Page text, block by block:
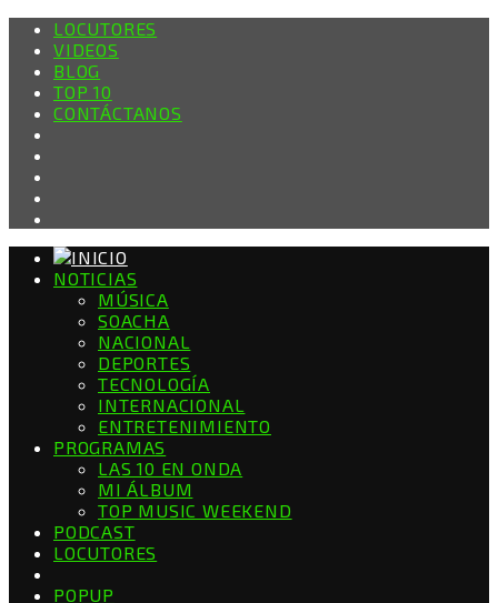
LOCUTORES
VIDEOS
BLOG
TOP 10
CONTÁCTANOS
NOTICIAS
MÚSICA
SOACHA
NACIONAL
DEPORTES
TECNOLOGÍA
INTERNACIONAL
ENTRETENIMIENTO
PROGRAMAS
LAS 10 EN ONDA
MI ÁLBUM
TOP MUSIC WEEKEND
PODCAST
LOCUTORES
POPUP